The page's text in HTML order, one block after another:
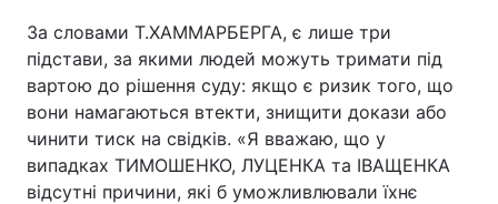
За словами Т.ХАММАРБЕРГА, є лише три
підстави, за якими людей можуть тримати під
вартою до рішення суду: якщо є ризик того, що
вони намагаються втекти, знищити докази або
чинити тиск на свідків. «Я вважаю, що у
випадках ТИМОШЕНКО, ЛУЦЕНКА та ІВАЩЕНКА
відсутні причини, які б уможливлювали їхнє